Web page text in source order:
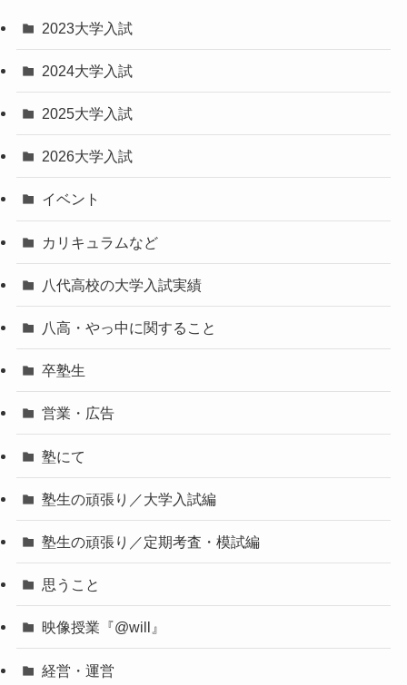
2023大学入試
2024大学入試
2025大学入試
2026大学入試
イベント
カリキュラムなど
八代高校の大学入試実績
八高・やっ中に関すること
卒塾生
営業・広告
塾にて
塾生の頑張り／大学入試編
塾生の頑張り／定期考査・模試編
思うこと
映像授業『@will』
経営・運営